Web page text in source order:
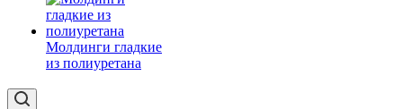
Молдинги гладкие
из полиуретана